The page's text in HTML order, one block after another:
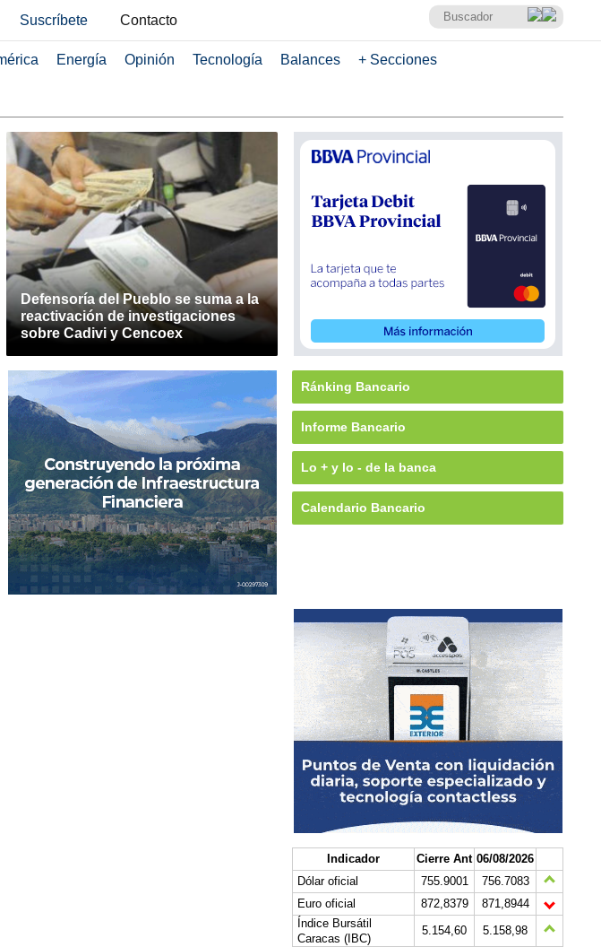
Suscríbete Contacto
Energía Opinión Tecnología Balances + Secciones
Defensoría del Pueblo se suma a la
reactivación de investigaciones
sobre Cadivi y Cencoex
Ránking Bancario
Informe Bancario
Lo + y lo - de la banca
Calendario Bancario
Indicador Cierre Ant 06/08/2026
Dólar oficial
755.9001
756.7083
Euro oficial
872,8379
871,8944
Índice Bursátil
Caracas (IBC)
5.154,60
5.158,98